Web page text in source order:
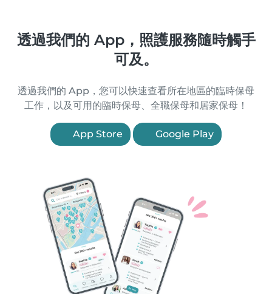
透過我們的 App，照護服務隨時觸手
可及。
透過我們的 App，您可以快速查看所在地區的臨時保母
工作，以及可用的臨時保母、全職保母和居家保母！
App Store Google Play